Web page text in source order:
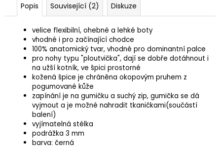
Popis Související (2) Diskuze
velice flexibilní, ohebné a lehké boty
vhodné i pro začínající chodce
100% anatomický tvar, vhodné pro dominantní palce
pro nohy typu "ploutvička", dají se dobře dotáhnout i
na užší kotník, ve špici prostorné
kožená špice je chráněna okopovým pruhem z
pogumované kůže
zapínání je na gumičku a suchý zip, gumička se dá
vyjmout a je možné nahradit tkaničkami(součástí
balení)
vyjímatelná stélka
podrážka 3 mm
barva: černá